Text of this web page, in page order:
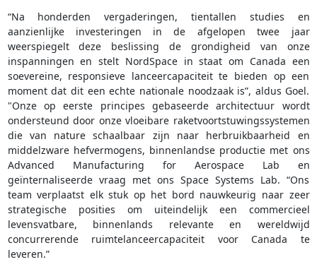
“Na honderden vergaderingen, tientallen studies en
aanzienlijke investeringen in de afgelopen twee jaar
weerspiegelt deze beslissing de grondigheid van onze
inspanningen en stelt NordSpace in staat om Canada een
soevereine, responsieve lanceercapaciteit te bieden op een
moment dat dit een echte nationale noodzaak is”, aldus Goel.
"Onze op eerste principes gebaseerde architectuur wordt
ondersteund door onze vloeibare raketvoortstuwingssystemen
die van nature schaalbaar zijn naar herbruikbaarheid en
middelzware hefvermogens, binnenlandse productie met ons
Advanced Manufacturing for Aerospace Lab en
geïnternaliseerde vraag met ons Space Systems Lab. “Ons
team verplaatst elk stuk op het bord nauwkeurig naar zeer
strategische posities om uiteindelijk een commercieel
levensvatbare, binnenlands relevante en wereldwijd
concurrerende ruimtelanceercapaciteit voor Canada te
leveren.”